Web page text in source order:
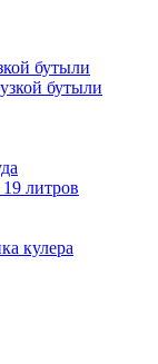
бутыли
бутыли
литров
кулера